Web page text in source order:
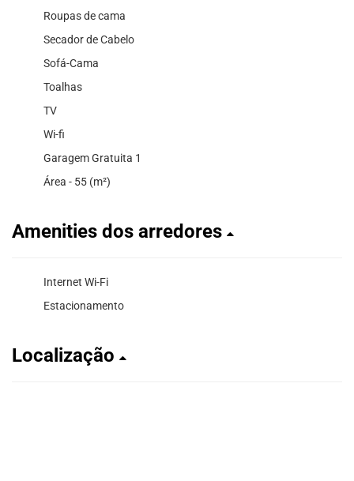
Roupas de cama
Secador de Cabelo
Sofá-Cama
Toalhas
TV
Wi-fi
Garagem Gratuita 1
Área - 55 (m²)
Amenities dos arredores
Internet Wi-Fi
Estacionamento
Localização